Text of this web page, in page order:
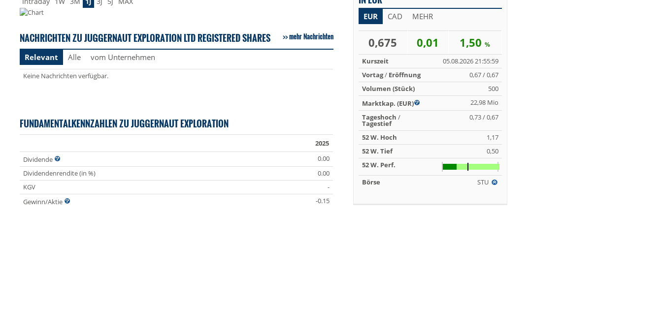
NACHRICHTEN ZU JUGGERNAUT EXPLORATION LTD REGISTERED SHARES mehr Nachrichten
Relevant Alle vom Unternehmen
Keine Nachrichten verfügbar.
FUNDAMENTALKENNZAHLEN ZU JUGGERNAUT EXPLORATION
2025
Dividende
0.00
Dividendenrendite (in %)
0.00
KGV
-
Gewinn/Aktie
-0.15
EUR CAD MEHR
0,675 0,01 1,50%
Kurszeit
05.08.2026 21:55:59
Vortag/ Eröffnung
0,67 / 0,67
Volumen (Stück)
500
Marktkap. (EUR)
22,98 Mio
Tageshoch /
Tagestief
0,73 / 0,67
52 W. Hoch
1,17
52 W. Tief
0,50
52 W. Perf.
Börse
STU